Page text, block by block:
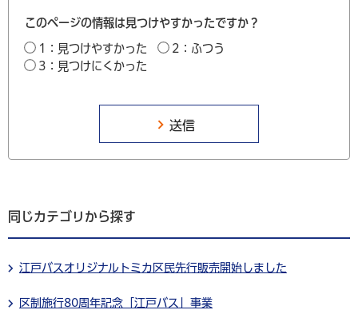
このページの情報は見つけやすかったですか？
1：見つけやすかった
2：ふつう
3：見つけにくかった
同じカテゴリから探す
江戸バスオリジナルトミカ区民先行販売開始しました
区制施行80周年記念「江戸バス」事業